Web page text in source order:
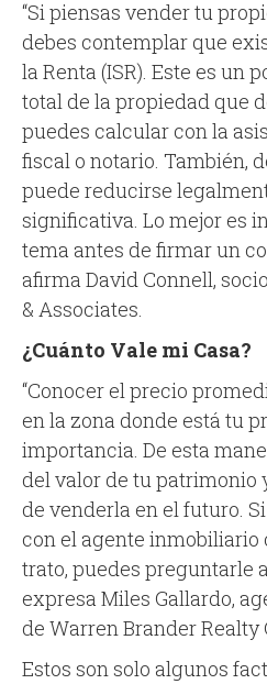
“Si piensas vender tu
debes contemplar que
la Renta (ISR). Este es un
total de la propiedad que
puedes calcular con la
fiscal o notario. También,
puede reducirse
significativa. Lo mejor es
tema antes de firmar un
afirma David Connell,
& Associates.
¿Cuánto Vale mi Casa?
“Conocer el precio
en la zona donde está tu
importancia. De esta
del valor de tu patrimonio
de venderla en el futuro.
con el agente inmobiliario
trato, puedes preguntarle
expresa Miles Gallardo,
de Warren Brander Realty
Estos son solo algunos